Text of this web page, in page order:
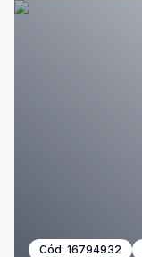
Cód: 16794932